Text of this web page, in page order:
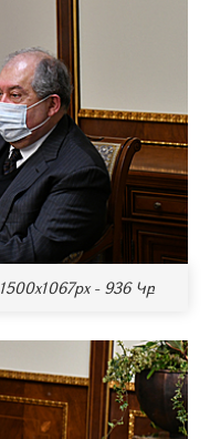
1500x1067px - 936 Կբ